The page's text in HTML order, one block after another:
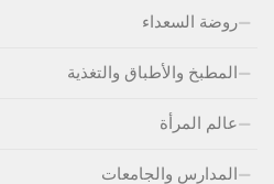
روضة السعداء
المطبخ والأطباق والتغذية
عالم المرأة
المدارس والجامعات